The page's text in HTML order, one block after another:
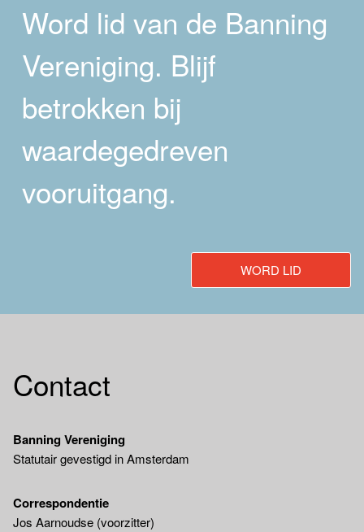
Word lid van de Banning
Vereniging. Blijf
betrokken bij
waardegedreven
vooruitgang.
WORD LID
Contact
Banning Vereniging
Statutair gevestigd in Amsterdam
Correspondentie
Jos Aarnoudse (voorzitter)